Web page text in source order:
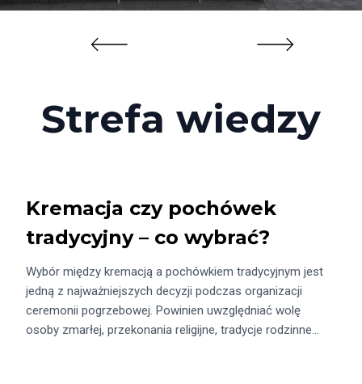
Strefa wiedzy
Kremacja czy pochówek
tradycyjny – co wybrać?
Wybór między kremacją a pochówkiem tradycyjnym jest
jedną z najważniejszych decyzji podczas organizacji
ceremonii pogrzebowej. Powinien uwzględniać wolę
osoby zmarłej, przekonania religijne, tradycje rodzinne…